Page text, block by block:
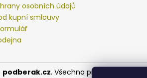
osobních údajů
kupní smlouvy
podberak.cz. Všechna práva vyhrazena.